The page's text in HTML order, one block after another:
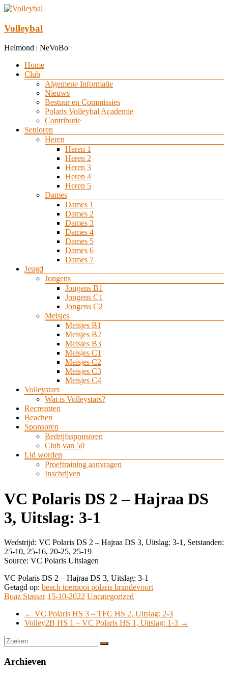
Ga
de
inhoud
Volleybal
Helmond | NeVoBo
Menu
Home
Club
Algemene Informatie
Nieuws
Bestuur en Commissies
Polaris Volleybal Academie
Contributie
Senioren
Heren
Heren 1
Heren 2
Heren 3
Heren 4
Heren 5
Dames
Dames 1
Dames 2
Dames 3
Dames 4
Dames 5
Dames 6
Dames 7
Jeugd
Jongens
Jongens B1
Jongens C1
Jongens C2
Meisjes
Meisjes B1
Meisjes B2
Meisjes B3
Meisjes C1
Meisjes C2
Meisjes C3
Meisjes C4
Volleystars
Wat is Volleystars?
Recreanten
Beachen
Sponsoren
Bedrijfssponsoren
Club van 50
Lid worden
Proeftraining aanvragen
Inschrijven
VC Polaris DS 2 – Hajraa DS
3, Uitslag: 3-1
Wedstrijd: VC Polaris DS 2 – Hajraa DS 3, Uitslag: 3-1, Setstanden:
25-10, 25-16, 20-25, 25-19
Source: VC Polaris Uitslagen
VC Polaris DS 2 – Hajraa DS 3, Uitslag: 3-1
Getagd op: beach toernooi polaris brandevoort
Boaz Stassar 15-10-2022 Uncategorized
← VC Polaris HS 3 – TFC HS 2, Uitslag: 2-3
Volley2B HS 1 – VC Polaris HS 1, Uitslag: 1-3 →
Archieven